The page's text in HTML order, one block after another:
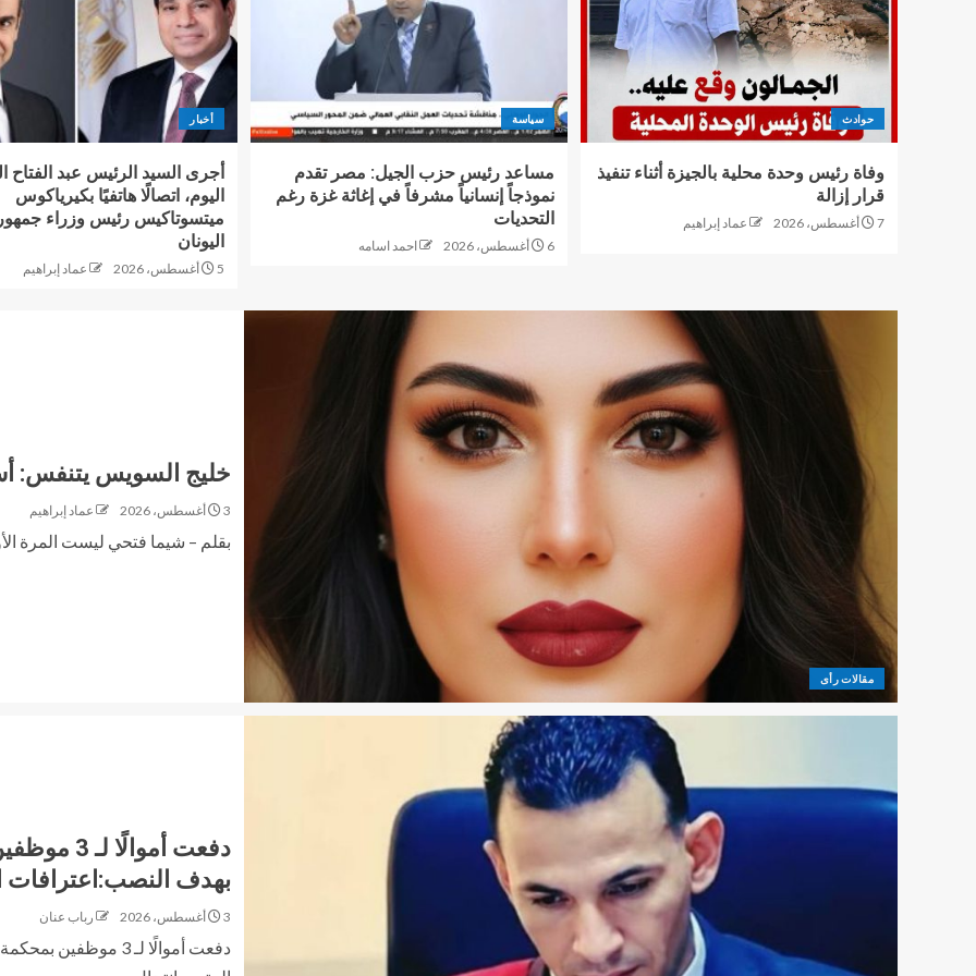
حوادث
وفاة رئيس وحدة محلية بالجيزة أثناء تنفيذ
قرار إزالة
7 أغسطس، 2026 عماد إبراهيم
سياسة
مساعد رئيس حزب الجيل: مصر تقدم
نموذجاً إنسانياً مشرفاً في إغاثة غزة رغم
التحديات
6 أغسطس، 2026 احمد اسامه
أخبار
أجرى السيد الرئيس عبد الفتاح
اليوم، اتصالًا هاتفيًا بكيرياكوس
ميتسوتاكيس رئيس وزراء
اليونان
5 أغسطس، 2026 عماد إبراهيم
مقالات رأى
خليج السويس يتنفس:
3 أغسطس، 2026 عماد إبراهيم
بقلم – شيما فتحي ليست المرة
دفعت
بهدف النصب:اعترافات
3 أغسطس، 2026 رباب عنان
دفعت أموالًا لـ 3